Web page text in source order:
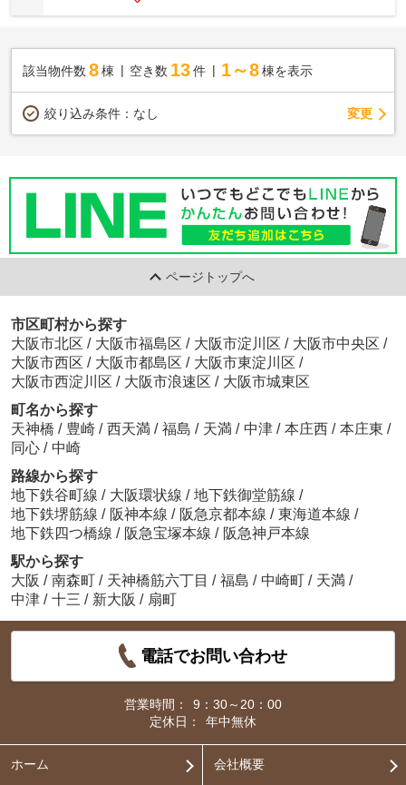
該当物件数 8棟 空き数 13 件 1～8 棟を表示
絞り込み条件： なし 変更
ページトップへ
市区町村から探す
大阪市北区 / 大阪市福島区 / 大阪市淀川区 / 大阪市中央区 /
大阪市西区 / 大阪市都島区 / 大阪市東淀川区 /
大阪市西淀川区 / 大阪市浪速区 / 大阪市城東区
町名から探す
天神橋 / 豊崎 / 西天満 / 福島 / 天満 / 中津 / 本庄西 / 本庄東 /
同心 / 中崎
路線から探す
地下鉄谷町線 / 大阪環状線 / 地下鉄御堂筋線 /
地下鉄堺筋線 / 阪神本線 / 阪急京都本線 / 東海道本線 /
地下鉄四つ橋線 / 阪急宝塚本線 / 阪急神戸本線
駅から探す
大阪 / 南森町 / 天神橋筋六丁目 / 福島 / 中崎町 / 天満 /
中津 / 十三 / 新大阪 / 扇町
電話でお問い合わせ
営業時間：
9：30～20：00
定休日：
年中無休
ホーム 会社概要